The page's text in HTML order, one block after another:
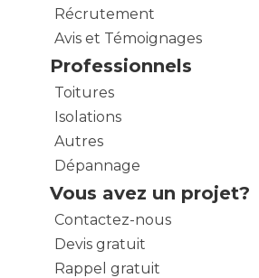
Récrutement
Avis et Témoignages
Professionnels
Toitures
Isolations
Autres
Dépannage
Vous avez un projet?
Contactez-nous
Devis gratuit
Rappel gratuit